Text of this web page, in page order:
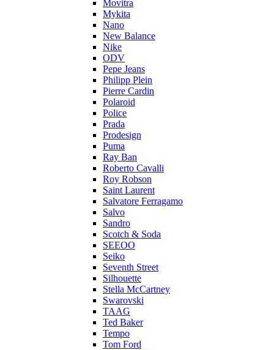
Movitra
Mykita
Nano
New Balance
Nike
ODV
Pepe Jeans
Philipp Plein
Pierre Cardin
Polaroid
Police
Prada
Prodesign
Puma
Ray Ban
Roberto Cavalli
Roy Robson
Saint Laurent
Salvatore Ferragamo
Salvo
Sandro
Scotch & Soda
SEEOO
Seiko
Seventh Street
Silhouette
Stella McCartney
Swarovski
TAAG
Ted Baker
Tempo
Tom Ford